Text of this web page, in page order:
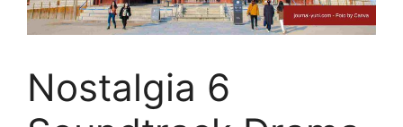
Nostalgia 6